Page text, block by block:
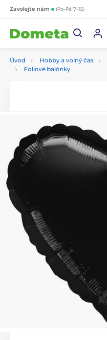
Zavolejte nám (Po-Pá 7-15)
Úvod Hobby a volný čas
Foliové balónky